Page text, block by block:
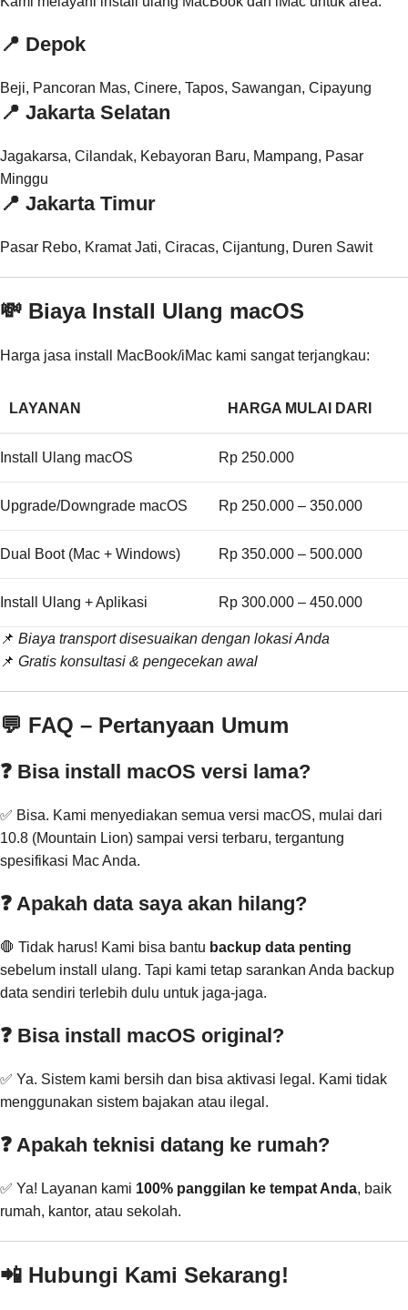
📍 Depok
Beji, Pancoran Mas, Cinere, Tapos, Sawangan, Cipayung
📍 Jakarta Selatan
Jagakarsa, Cilandak, Kebayoran Baru, Mampang, Pasar
Minggu
📍 Jakarta Timur
Pasar Rebo, Kramat Jati, Ciracas, Cijantung, Duren Sawit
💸 Biaya Install Ulang macOS
Harga jasa install MacBook/iMac kami sangat terjangkau:
LAYANAN HARGA MULAI DARI
Install Ulang macOS Rp 250.000
Upgrade/Downgrade macOS Rp 250.000 – 350.000
Dual Boot (Mac + Windows) Rp 350.000 – 500.000
Install Ulang + Aplikasi Rp 300.000 – 450.000
📌 Biaya transport disesuaikan dengan lokasi Anda
📌 Gratis konsultasi & pengecekan awal
💬 FAQ – Pertanyaan Umum
❓ Bisa install macOS versi lama?
✅ Bisa. Kami menyediakan semua versi macOS, mulai dari
10.8 (Mountain Lion) sampai versi terbaru, tergantung
spesifikasi Mac Anda.
❓ Apakah data saya akan hilang?
🛑 Tidak harus! Kami bisa bantu backup data penting
sebelum install ulang. Tapi kami tetap sarankan Anda backup
data sendiri terlebih dulu untuk jaga-jaga.
❓ Bisa install macOS original?
✅ Ya. Sistem kami bersih dan bisa aktivasi legal. Kami tidak
menggunakan sistem bajakan atau ilegal.
❓ Apakah teknisi datang ke rumah?
✅ Ya! Layanan kami 100% panggilan ke tempat Anda, baik
rumah, kantor, atau sekolah.
📲 Hubungi Kami Sekarang!